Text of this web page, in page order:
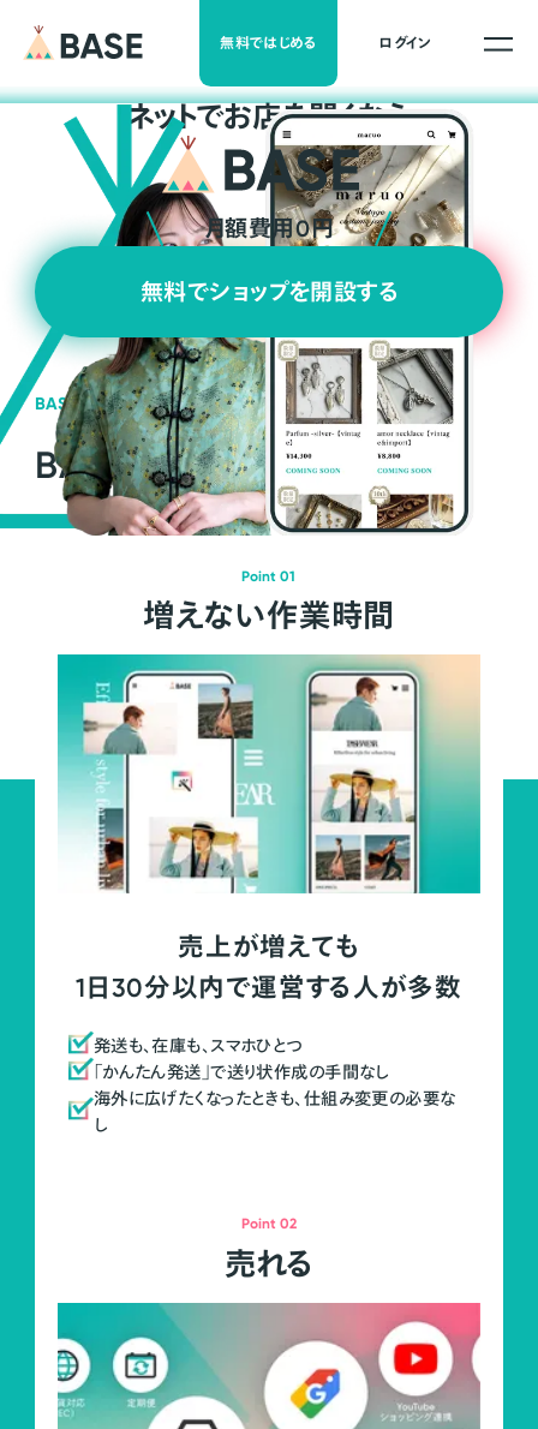
無料ではじめる ログイン
ネットでお店を開くなら
月額費用0円
無料でショップを開設する
BASEの強み
BASEが強い3つの理由
Point 01
増えない作業時間
売上が増えても
1日30分以内で運営する人が多数
発送も、在庫も、スマホひとつ
「かんたん発送」で送り状作成の手間なし
海外に広げたくなったときも、仕組み変更の必要な
し
Point 02
売れる